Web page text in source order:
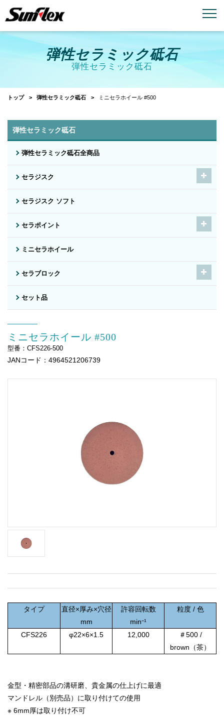
emailお問い合わせ
弾性セラミック砥石
弾性セラミック砥石
トップ 弾性セラミック砥石 ミニセラホイール #500
弾性セラミック砥石
弾性セラミック砥石全商品
セラジスク
セラジスク ソフト
セラポイント
ミニセラホイール
セラブロック
セット品
ミニセラホイール #500
型番：CFS226-500
JANコード：4964521206739
タイプ
直径×厚み×穴径
mm
許容回転数
min⁻¹
粒度 / 色
CFS226 φ22×6×1.5 12,000
＃500 /
brown（茶）
金型・精密部品の溝研磨、貴金属の仕上げに最適
マンドレル（別売品）に取り付けての使用
※ 6mm厚は取り付け不可